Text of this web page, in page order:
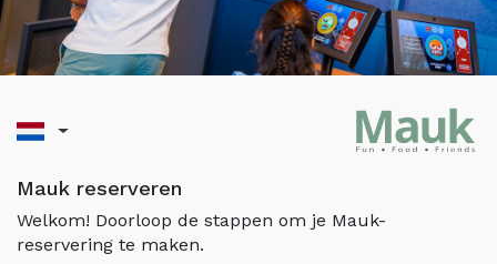
Mauk reserveren
Welkom! Doorloop de stappen om je Mauk-
reservering te maken.